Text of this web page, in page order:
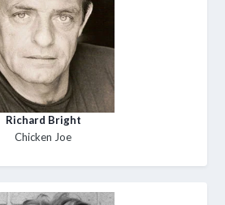
Richard Bright
Chicken Joe